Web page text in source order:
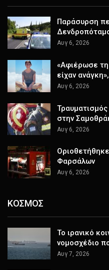
Παράσυρση
Αυγ 6, 2026
«Αφιέρωσε
είχαν
Αυγ 6, 2026
στην
Αυγ 6, 2026
Φαρσάλων
Αυγ 6, 2026
ΚΟΣΜΟΣ
Το ιρανικό
νομοσχέδιο
Αυγ 7, 2026